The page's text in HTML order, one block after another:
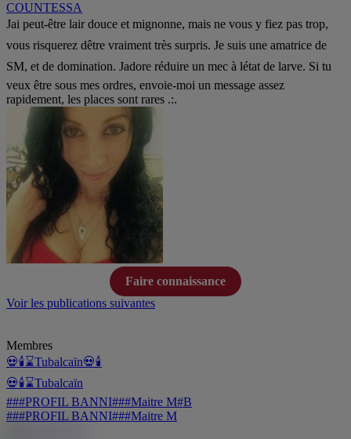
COUNTESSA
Jai peut-être lair douce et mignonne, mais ne vous y fiez pas trop,
vous risquerez dêtre vraiment très surpris. Je suis une amatrice de
SM, et de domination. Jadore réduire un mec à létat de larve. Si tu
veux être sous mes ordres, envoie-moi un message assez
rapidement, les places sont rares .:.
Faire connaissance
Voir les publications suivantes
Membres
💀🕯️⌛Tubalcaïn💀🕯
💀🕯️⌛Tubalcaïn
###PROFIL BANNI###Maitre M#B
###PROFIL BANNI###Maitre M